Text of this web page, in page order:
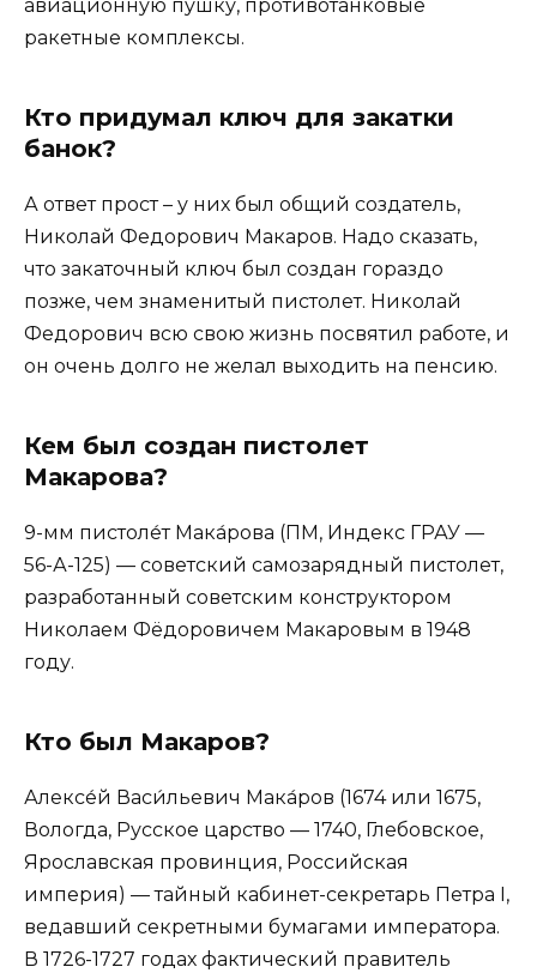
авиационную пушку, противотанковые
ракетные комплексы.
Кто придумал ключ для закатки
банок?
А ответ прост – у них был общий создатель,
Николай Федорович Макаров. Надо сказать,
что закаточный ключ был создан гораздо
позже, чем знаменитый пистолет. Николай
Федорович всю свою жизнь посвятил работе, и
он очень долго не желал выходить на пенсию.
Кем был создан пистолет
Макарова?
9-мм пистоле́т Мака́рова (ПМ, Индекс ГРАУ —
56-А-125) — советский самозарядный пистолет,
разработанный советским конструктором
Николаем Фёдоровичем Макаровым в 1948
году.
Кто был Макаров?
Алексе́й Васи́льевич Мака́ров (1674 или 1675,
Вологда, Русское царство — 1740, Глебовское,
Ярославская провинция, Российская
империя) — тайный кабинет-секретарь Петра I,
ведавший секретными бумагами императора.
В 1726-1727 годах фактический правитель